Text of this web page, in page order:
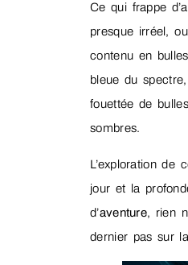
Ce qui frappe
presque irréel,
contenu en
bleue du
fouettée de
sombres.
L’exploration de
jour et la
d’aventure, rien
dernier pas sur